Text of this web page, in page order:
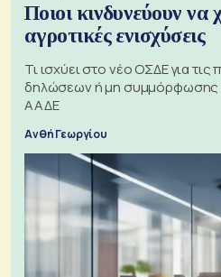
Ποιοι κινδυνεύουν να
αγροτικές ενισχύσεις
Τι ισχύει στο νέο ΟΣΔΕ για
δηλώσεων ή μη συμμόρφωσης
ΑΑΔΕ
Ανθή Γεωργίου